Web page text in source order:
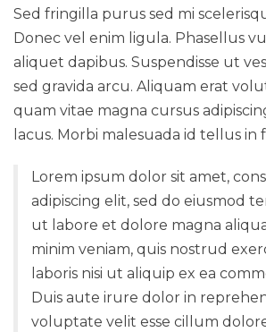
Sed fringilla purus sed mi
Donec vel enim ligula. Phasellus
aliquet dapibus. Suspendisse ut
sed gravida arcu. Aliquam erat
quam vitae magna cursus
lacus. Morbi malesuada id tellus
Lorem ipsum dolor sit amet,
adipiscing elit, sed do eiusmod
ut labore et dolore magna
minim veniam, quis nostrud
laboris nisi ut aliquip ex ea
Duis aute irure dolor in
voluptate velit esse cillum